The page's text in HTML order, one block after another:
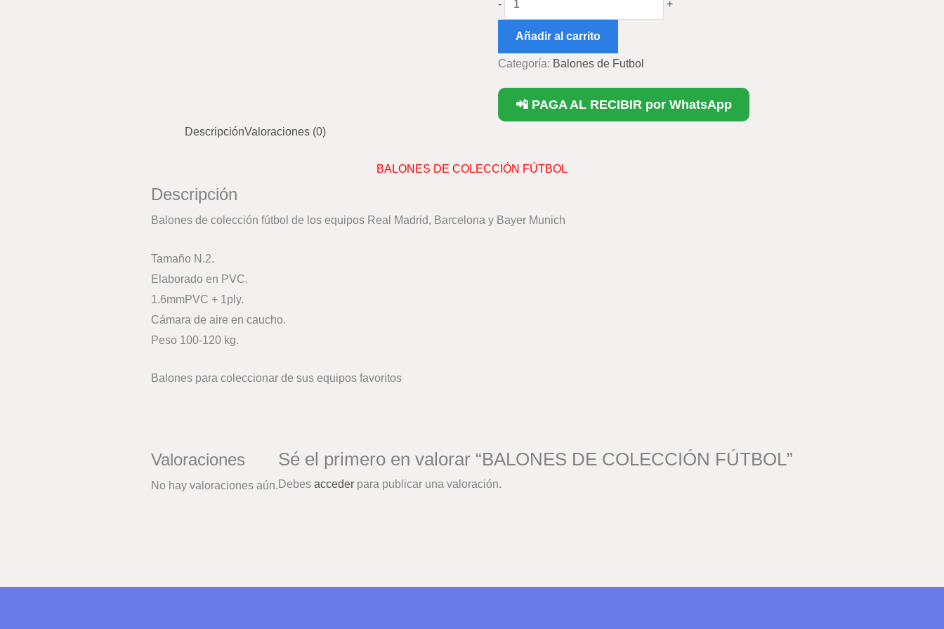
- +
Añadir al carrito
Categoría: Balones de Futbol
📲 PAGA AL RECIBIR por WhatsApp
DescripciónValoraciones (0)
BALONES DE COLECCIÓN FÚTBOL
Descripción
Balones de colección fútbol de los equipos Real Madrid, Barcelona y Bayer Munich
Tamaño N.2.
Elaborado en PVC.
1.6mmPVC + 1ply.
Cámara de aire en caucho.
Peso 100-120 kg.
Balones para coleccionar de sus equipos favoritos
Valoraciones
No hay valoraciones aún.
Sé el primero en valorar “BALONES DE COLECCIÓN FÚTBOL”
Debes acceder para publicar una valoración.